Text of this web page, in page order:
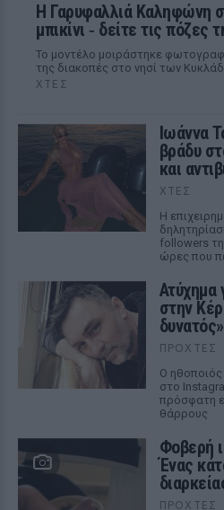
Η Γαρυφαλλιά Καληφώνη
μπικίνι ‑ δείτε τις πόζες
Το μοντέλο μοιράστηκε
της διακοπές στο νησί των
ΧΤΕΣ
Ιωάννα
βράδυ
και
ΧΤΕΣ
Η
followers
ώρες που
Ατύχημα
στην
δυνατός»
ΠΡΟΧΤΈΣ
Ο ηθοποιός
στο
πρόσφατη
θάρρους
Φοβερή
Ένας
ΠΡΟΧΤΈΣ